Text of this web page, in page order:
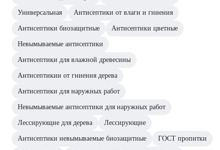
Универсальная Антисептики от влаги и гниения
Антисептики биозащитные Антисептики цветные
Невымываемые антисептики
Антисептики для влажной древесины
Антисептикии от гниения дерева
Антисептики для наружных работ
Невымываемые антисептики для наружных работ
Лессирующие для дерева Лессирующие
Антисептики невымываемые биозащитные ГОСТ пропитки